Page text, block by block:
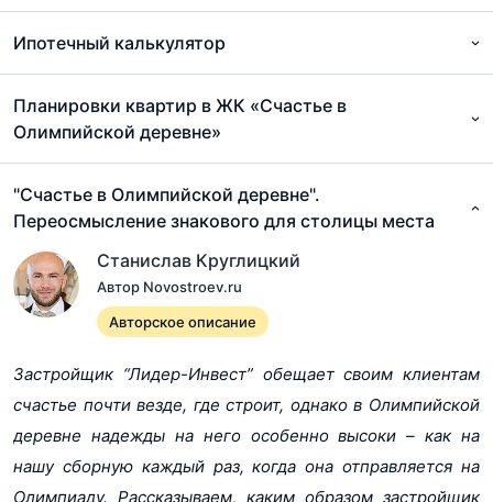
территории
охраны жилого комплекса.
планировка
Балкон/Лоджия Есть
Форма продажи Продажи завершены
Ипотека Есть
Военная ипотека Нет
Монолитное
Этажность
Отделка от
Без отделки
Потолки 3
Ипотечный калькулятор
Эксклюзивные ипотечные предложения от продавца
Ставка 9,5% от 1 до 30 лет
Коммерческая ипотека Абсолют Банк, первый взнос -
20% Ставка 10,84% от 1 до 15 лет
Коммерческая ипотека Металлинвестбанк, первый
взнос - 20% Ставка 10,8% от 1 до 15 лет
Коммерческая ипотека Совкомбанк, первый взнос -
Планировки квартир в ЖК «Счастье в
Олимпийской деревне»
"Счастье в Олимпийской деревне".
Переосмысление знакового для столицы места
Станислав Круглицкий
Автор Novostroev.ru
Авторское описание
Застройщик “Лидер-Инвест” обещает своим клиентам
счастье почти везде, где строит, однако в Олимпийской
деревне надежды на него особенно высоки – как на
нашу сборную каждый раз, когда она отправляется на
Олимпиаду. Рассказываем, каким образом застройщик